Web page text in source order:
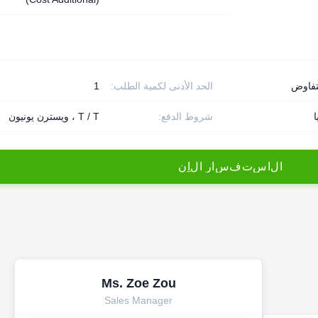
الحد الأدنى لكمية الطلب: 1
شروط الدفع: T / T ، ويسترن يونيون
ل ستفس ر ل ن
Ms. Zoe Zou
Sales Manager